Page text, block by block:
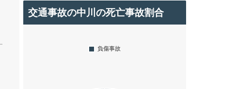
交通事故の中川の死亡事故割合